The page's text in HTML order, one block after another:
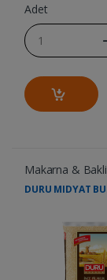
Adet
Makarna &
DURU MIDYAT